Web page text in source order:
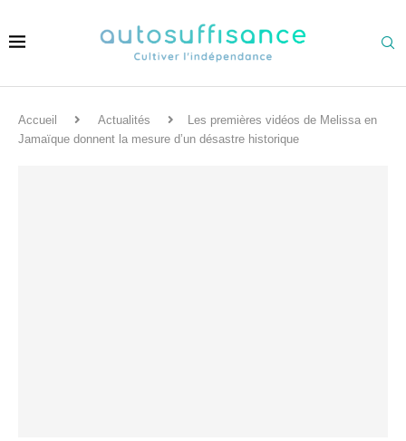
Accueil Actualités
Les premières vidéos de Melissa en
Jamaïque donnent la mesure d’un désastre historique